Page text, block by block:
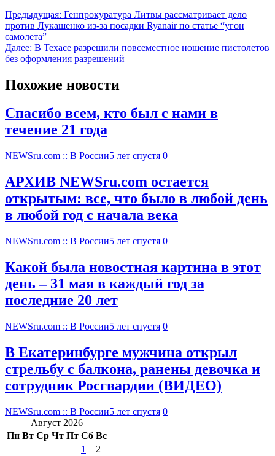
Предыдущая: Генпрокуратура Литвы рассматривает дело
против Лукашенко из-за посадки Ryanair по статье “угон
самолета”
Далее: В Техасе разрешили повсеместное ношение пистолетов
без оформления разрешений
Похожие новости
Спасибо всем, кто был с нами в
течение 21 года
NEWSru.com :: В России5 лет спустя 0
АРХИВ NEWSru.com остается
открытым: все, что было в любой день
в любой год с начала века
NEWSru.com :: В России5 лет спустя 0
Какой была новостная картина в этот
день – 31 мая в каждый год за
последние 20 лет
NEWSru.com :: В России5 лет спустя 0
В Екатеринбурге мужчина открыл
стрельбу с балкона, ранены девочка и
сотрудник Росгвардии (ВИДЕО)
NEWSru.com :: В России5 лет спустя 0
Август 2026
Пн Вт Ср Чт Пт Сб Вс
1
2